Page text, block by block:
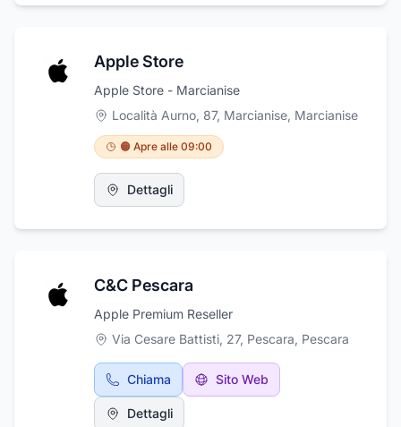
Apple Store
Apple Store - Marcianise
Località Aurno, 87, Marcianise, Marcianise
🟠 Apre alle 09:00
Dettagli
C&C Pescara
Apple Premium Reseller
Via Cesare Battisti, 27, Pescara, Pescara
Chiama Sito Web
Dettagli